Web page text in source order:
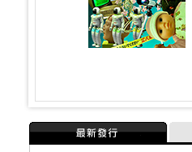
最新發行